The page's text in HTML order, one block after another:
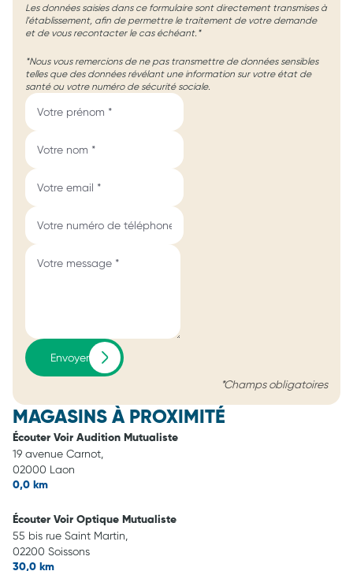
Les données saisies dans ce formulaire sont directement transmises à
l'établissement, afin de permettre le traitement de votre demande
et de vous recontacter le cas échéant.*
*Nous vous remercions de ne pas transmettre de données sensibles
telles que des données révélant une information sur votre état de
santé ou votre numéro de sécurité sociale.
Envoyer
*Champs obligatoires
MAGASINS À PROXIMITÉ
Écouter Voir Audition Mutualiste
19 avenue Carnot,
02000 Laon
0,0 km
Écouter Voir Optique Mutualiste
55 bis rue Saint Martin,
02200 Soissons
30,0 km